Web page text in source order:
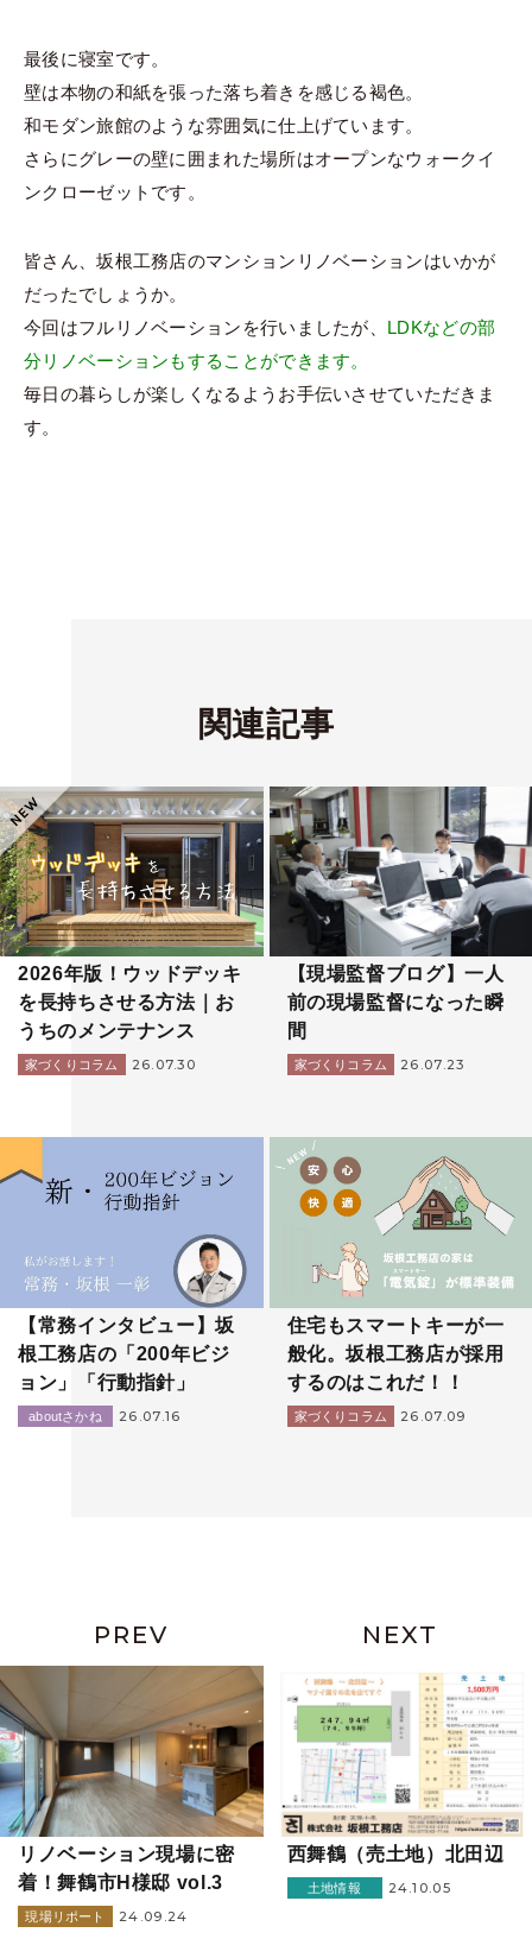
最後に寝室です。
壁は本物の和紙を張った落ち着きを感じる褐色。
和モダン旅館のような雰囲気に仕上げています。
さらにグレーの壁に囲まれた場所はオープンなウォークイ
ンクローゼットです。
皆さん、坂根工務店のマンションリノベーションはいかが
だったでしょうか。
今回はフルリノベーションを行いましたが、 LDKなどの部
分リノベーションもすることができます。
毎日の暮らしが楽しくなるようお手伝いさせていただきま
す。
関連記事
2026年版！ウッドデッキ
を長持ちさせる方法｜お
うちのメンテナンス
家づくりコラム 26.07.30
【現場監督ブログ】一人
前の現場監督になった瞬
間
家づくりコラム 26.07.23
【常務インタビュー】坂
根工務店の「200年ビジ
ョン」「行動指針」
aboutさかね 26.07.16
住宅もスマートキーが一
般化。坂根工務店が採用
するのはこれだ！！
家づくりコラム 26.07.09
PREV
リノベーション現場に密
着！舞鶴市H様邸 vol.3
現場リポート 24.09.24
NEXT
西舞鶴（売土地）北田辺
土地情報 24.10.05